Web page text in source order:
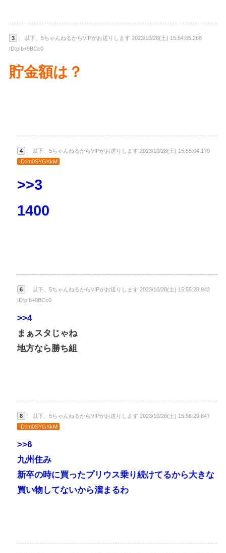
3
： 以下、5ちゃんねるからVIPがお送りします 2023/10/28(土) 15:54:55.268
ID:pIb+9BCc0
貯金額は？
4
： 以下、5ちゃんねるからVIPがお送りします 2023/10/28(土) 15:55:04.170
ID:lm0SYGKkM
>>3
1400
6
： 以下、5ちゃんねるからVIPがお送りします 2023/10/28(土) 15:55:28.942
ID:pIb+9BCc0
>>4
まぁスタじゃね
地方なら勝ち組
8
： 以下、5ちゃんねるからVIPがお送りします 2023/10/28(土) 15:56:29.647
ID:lm0SYGKkM
>>6
九州住み
新卒の時に買ったプリウス乗り続けてるから大きな
買い物してないから溜まるわ